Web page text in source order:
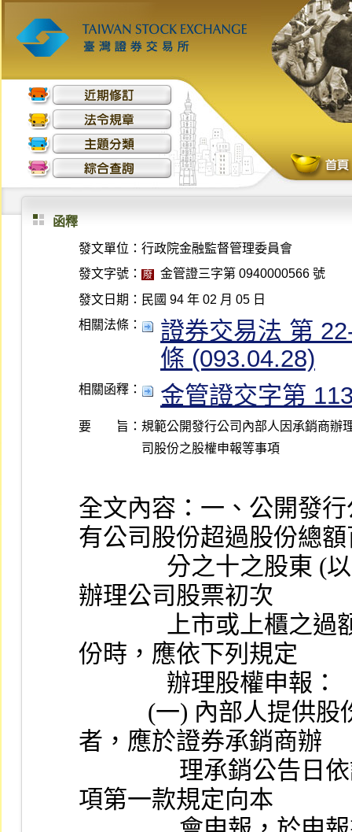
函釋
發文單位： 行政院金融監督管理委員會
發文字號： 廢
金管證三字第 0940000566 號
發文日期： 民國 94 年 02 月 05 日
相關法條：
證券交易法 第
條 (093.04.28)
相關函釋： 金管證交字第
要 旨： 規範公開發行公司內部人因承銷商辦
全文內容：一、公開發
有公司股份超過股份總額
辦理公司股票初次
份時，應依下列規定
              辦理股權申報：
者，應於證券承銷商辦
項第一款規定向本